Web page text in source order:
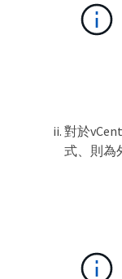
對於
式、則為